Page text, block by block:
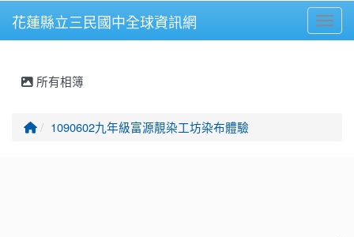
⏸
花蓮縣立三民國中全球資訊網
所有相簿
回首頁
1090602九年級富源靚染工坊染布體驗